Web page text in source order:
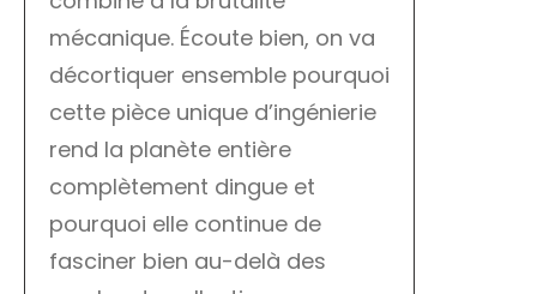
mécanique. Écoute bien, on va
décortiquer ensemble pourquoi
cette pièce unique d’ingénierie
rend la planète entière
complètement dingue et
pourquoi elle continue de
fasciner bien au-delà des